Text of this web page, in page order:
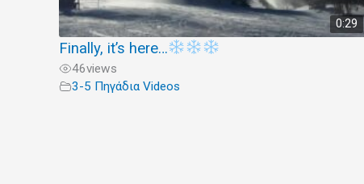
0:29
Finally, it’s here…
46views
3-5 Πηγάδια Videos